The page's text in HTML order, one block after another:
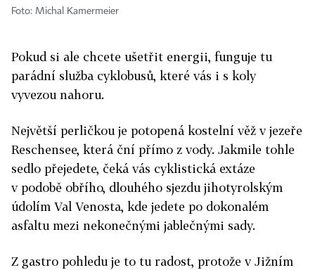
Foto: Michal Kamermeier
Pokud si ale chcete ušetřit energii, funguje tu
parádní služba cyklobusů, které vás i s koly
vyvezou nahoru.
Největší perličkou je potopená kostelní věž v jezeře
Reschensee, která ční přímo z vody. Jakmile tohle
sedlo přejedete, čeká vás cyklistická extáze
v podobě obřího, dlouhého sjezdu jihotyrolským
údolím Val Venosta, kde jedete po dokonalém
asfaltu mezi nekonečnými jablečnými sady.
Z gastro pohledu je to tu radost, protože v Jižním